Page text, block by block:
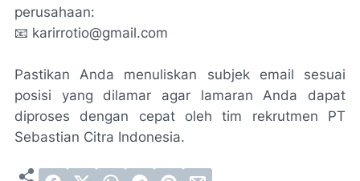
perusahaan:
📧 karirrotio@gmail.com
Pastikan Anda menuliskan subjek email sesuai
posisi yang dilamar agar lamaran Anda dapat
diproses dengan cepat oleh tim rekrutmen PT
Sebastian Citra Indonesia.